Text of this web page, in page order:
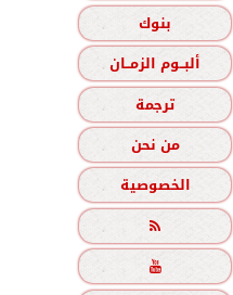
بنوك
ألبــوم الزمــان
ترجمة
من نحن
الخصوصية

